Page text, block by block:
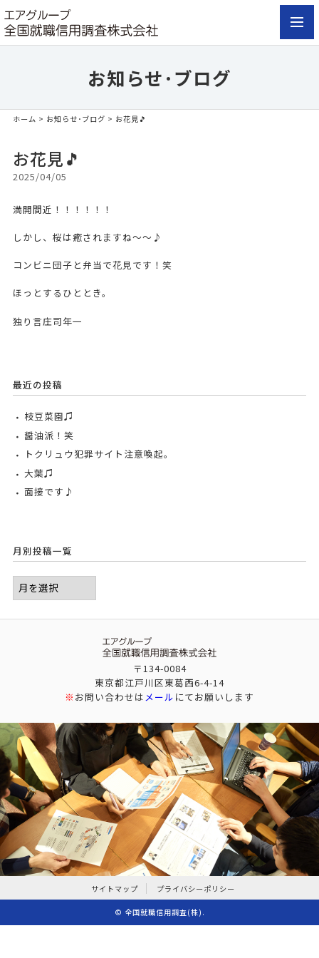
お知らせ･ブログ
ホーム > お知らせ･ブログ > お花見🎵
お花見🎵
2025/04/05
満開間近！！！！！！
しかし、桜は癒されますね〜〜♪
コンビニ団子と弁当で花見です！笑
ほっとするひととき。
独り言庄司年一
最近の投稿
枝豆菜園♫
醤油派！笑
トクリュウ犯罪サイト注意喚起。
大葉♫
面接です♪
月別投稿一覧
〒134-0084
東京都江戸川区東葛西6-4-14
※ お問い合わせはメール にてお願いします
サイトマップ プライバシーポリシー
© 全国就職信用調査(株) .